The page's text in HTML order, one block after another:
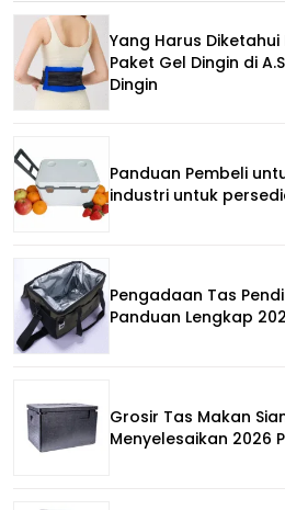
Yang Harus
Paket Gel Dingin di
Dingin
Panduan Pembeli
industri untuk
Pengadaan Tas
Panduan Lengkap
Grosir Tas Makan
Menyelesaikan 2026